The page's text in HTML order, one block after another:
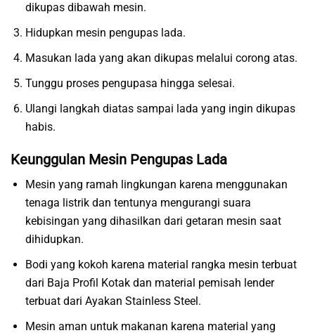
dikupas dibawah mesin.
Hidupkan mesin pengupas lada.
Masukan lada yang akan dikupas melalui corong atas.
Tunggu proses pengupasa hingga selesai.
Ulangi langkah diatas sampai lada yang ingin dikupas
habis.
Keunggulan Mesin Pengupas Lada
Mesin yang ramah lingkungan karena menggunakan
tenaga listrik dan tentunya mengurangi suara
kebisingan yang dihasilkan dari getaran mesin saat
dihidupkan.
Bodi yang kokoh karena material rangka mesin terbuat
dari Baja Profil Kotak dan material pemisah lender
terbuat dari Ayakan Stainless Steel.
Mesin aman untuk makanan karena material yang